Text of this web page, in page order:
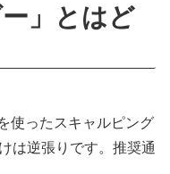
ー」とはど
使ったスキャルピング
は逆張りです。推奨通